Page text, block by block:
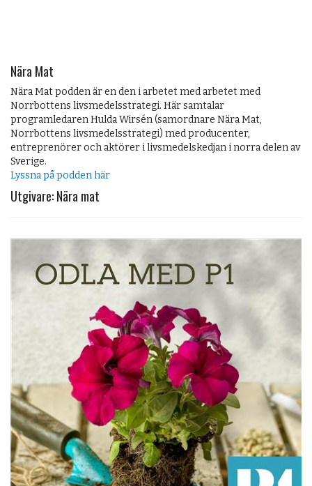
Nära Mat
Nära Mat podden är en den i arbetet med arbetet med
Norrbottens livsmedelsstrategi. Här samtalar
programledaren Hulda Wirsén (samordnare Nära Mat,
Norrbottens livsmedelsstrategi) med producenter,
entreprenörer och aktörer i livsmedelskedjan i norra delen av
Sverige.
Lyssna på podden här
Utgivare: Nära mat